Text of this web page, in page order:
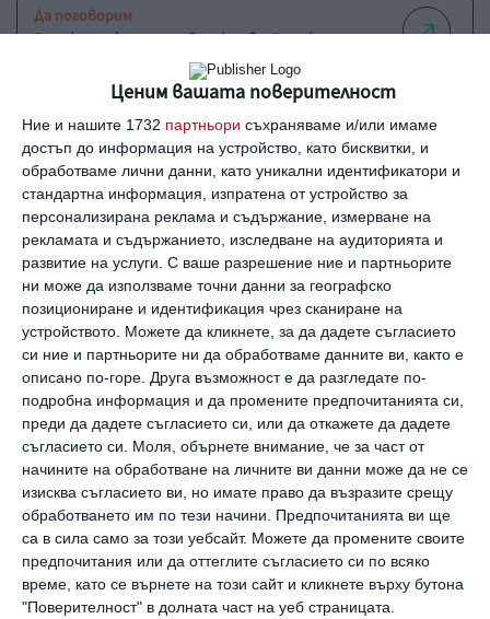
Ценим вашата поверителност
Ние и нашите 1732 партньори съхраняваме и/или имаме
достъп до информация на устройство, като бисквитки, и
обработваме лични данни, като уникални идентификатори и
стандартна информация, изпратена от устройство за
персонализирана реклама и съдържание, измерване на
рекламата и съдържанието, изследване на аудиторията и
развитие на услуги. С ваше разрешение ние и партньорите
ни може да използваме точни данни за географско
позициониране и идентификация чрез сканиране на
устройството. Можете да кликнете, за да дадете съгласието
си ние и партньорите ни да обработваме данните ви, както е
описано по-горе. Друга възможност е да разгледате по-
подробна информация и да промените предпочитанията си,
преди да дадете съгласието си, или да откажете да дадете
съгласието си.
Моля, обърнете внимание, че за част от
начините на обработване на личните ви данни може да не се
изисква съгласието ви, но имате право да възразите срещу
обработването им по тези начини. Предпочитанията ви ще
са в сила само за този уебсайт. Можете да промените своите
предпочитания или да оттеглите съгласието си по всяко
време, като се върнете на този сайт и кликнете върху бутона
"Поверителност" в долната част на уеб страницата.
Да поговорим
Всички лъжат, потвърждава Google
Децата могат да определят кога ги лъжат
Още отЗаедно
Любовта топли, но не
изгаря
Коментари
Трябва да сте регистриран потребител за да
напишете коментар